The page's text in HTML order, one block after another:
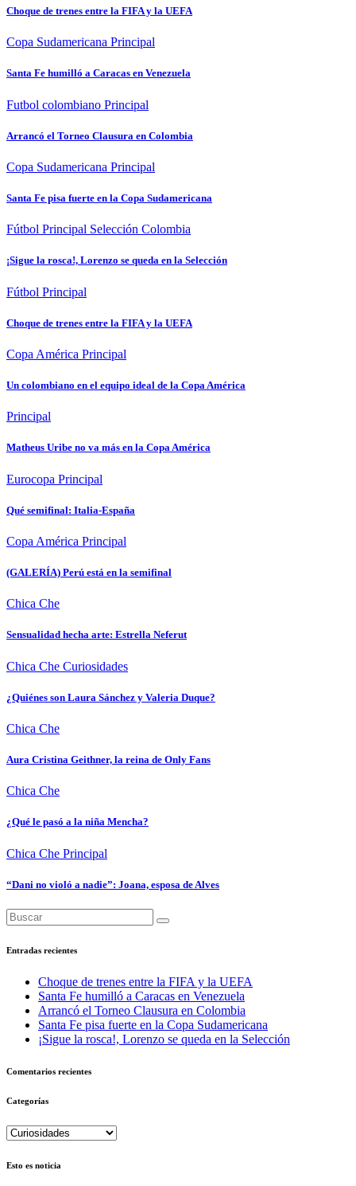
Choque de trenes entre la FIFA y la UEFA
Copa Sudamericana Principal
Santa Fe humilló a Caracas en Venezuela
Futbol colombiano Principal
Arrancó el Torneo Clausura en Colombia
Copa Sudamericana Principal
Santa Fe pisa fuerte en la Copa Sudamericana
Fútbol Principal Selección Colombia
¡Sigue la rosca!, Lorenzo se queda en la Selección
Fútbol Principal
Choque de trenes entre la FIFA y la UEFA
Copa América Principal
Un colombiano en el equipo ideal de la Copa América
Principal
Matheus Uribe no va más en la Copa América
Eurocopa Principal
Qué semifinal: Italia-España
Copa América Principal
(GALERÍA) Perú está en la semifinal
Chica Che
Sensualidad hecha arte: Estrella Neferut
Chica Che Curiosidades
¿Quiénes son Laura Sánchez y Valeria Duque?
Chica Che
Aura Cristina Geithner, la reina de Only Fans
Chica Che
¿Qué le pasó a la niña Mencha?
Chica Che Principal
“Dani no violó a nadie”: Joana, esposa de Alves
Entradas recientes
Choque de trenes entre la FIFA y la UEFA
Santa Fe humilló a Caracas en Venezuela
Arrancó el Torneo Clausura en Colombia
Santa Fe pisa fuerte en la Copa Sudamericana
¡Sigue la rosca!, Lorenzo se queda en la Selección
Comentarios recientes
Categorías
Categorías
Esto es noticia